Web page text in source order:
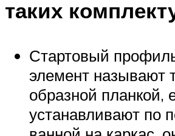
таких
Стартовый
элемент называют
образной планкой,
устанавливают по